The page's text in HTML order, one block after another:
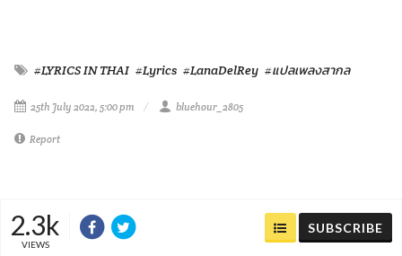
#LYRICS IN THAI #Lyrics #LanaDelRey #แปลเพลงสากล
25th July 2022, 5:00 pm bluehour_2805
Report
2.3k
VIEWS
SUBSCRIBE